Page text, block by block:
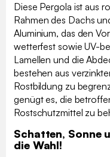
Diese Pergola ist aus
Rahmen des Dachs
Aluminium, das den
wetterfest sowie UV-
Lamellen und die
bestehen aus
Rostbildung zu
genügt es, die
Rostschutzmittel zu
Schatten, Sonne
die Wahl!